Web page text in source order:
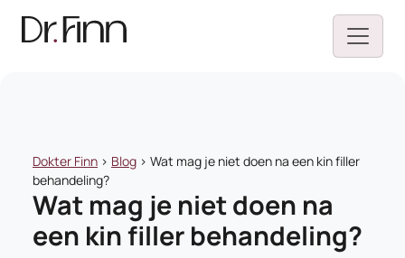
Dokter Finn > Blog > Wat mag je niet doen na een kin filler
behandeling?
Wat mag je niet doen na
een kin filler behandeling?